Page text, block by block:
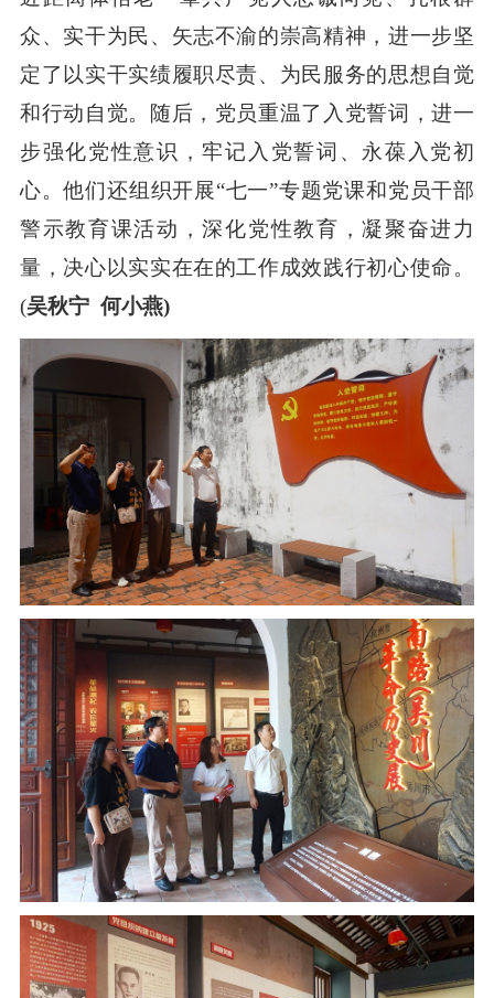
众、实干为民、矢志不渝的崇高精神，进一步坚
定了以实干实绩履职尽责、为民服务的思想自觉
和行动自觉。随后，党员重温了入党誓词，进一
步强化党性意识，牢记入党誓词、永葆入党初
心。他们还组织开展“七一”专题党课和党员干部
警示教育课活动，深化党性教育，凝聚奋进力
量，决心以实实在在的工作成效践行初心使命。
(吴秋宁 何小燕)